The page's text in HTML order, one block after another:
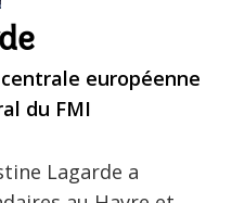
européenne
du FMI
Lagarde a